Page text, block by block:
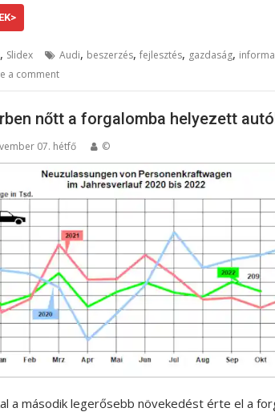
, Slidex Audi, beszerzés, fejlesztés, gazdaság,
a comment
nőtt a forgalomba helyezett
07. hétfő ©
a második legerősebb növekedést érte el a